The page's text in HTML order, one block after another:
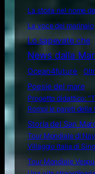
La storia nel nome
La voce del marinaio
Lo sapevate che
News dalla
Ocean4future
Poesie del mare
Progetto didattico:
Rompi le pareti della
Storia del San
Tour Mondiale di
Villaggio Italia di
Tour Mondiale